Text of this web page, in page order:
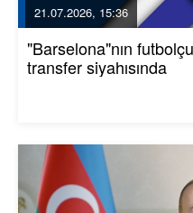
21.07.2026, 15:36
"Barselona"nın
transfer siyahısında